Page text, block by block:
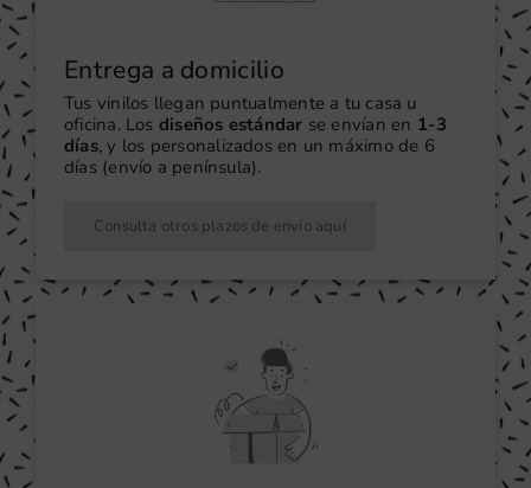
Entrega a domicilio
Tus vinilos llegan puntualmente a tu casa u
oficina. Los diseños estándar se envían en 1-3
días, y los personalizados en un máximo de 6
días (envío a península).
Consulta otros plazos de envío aquí